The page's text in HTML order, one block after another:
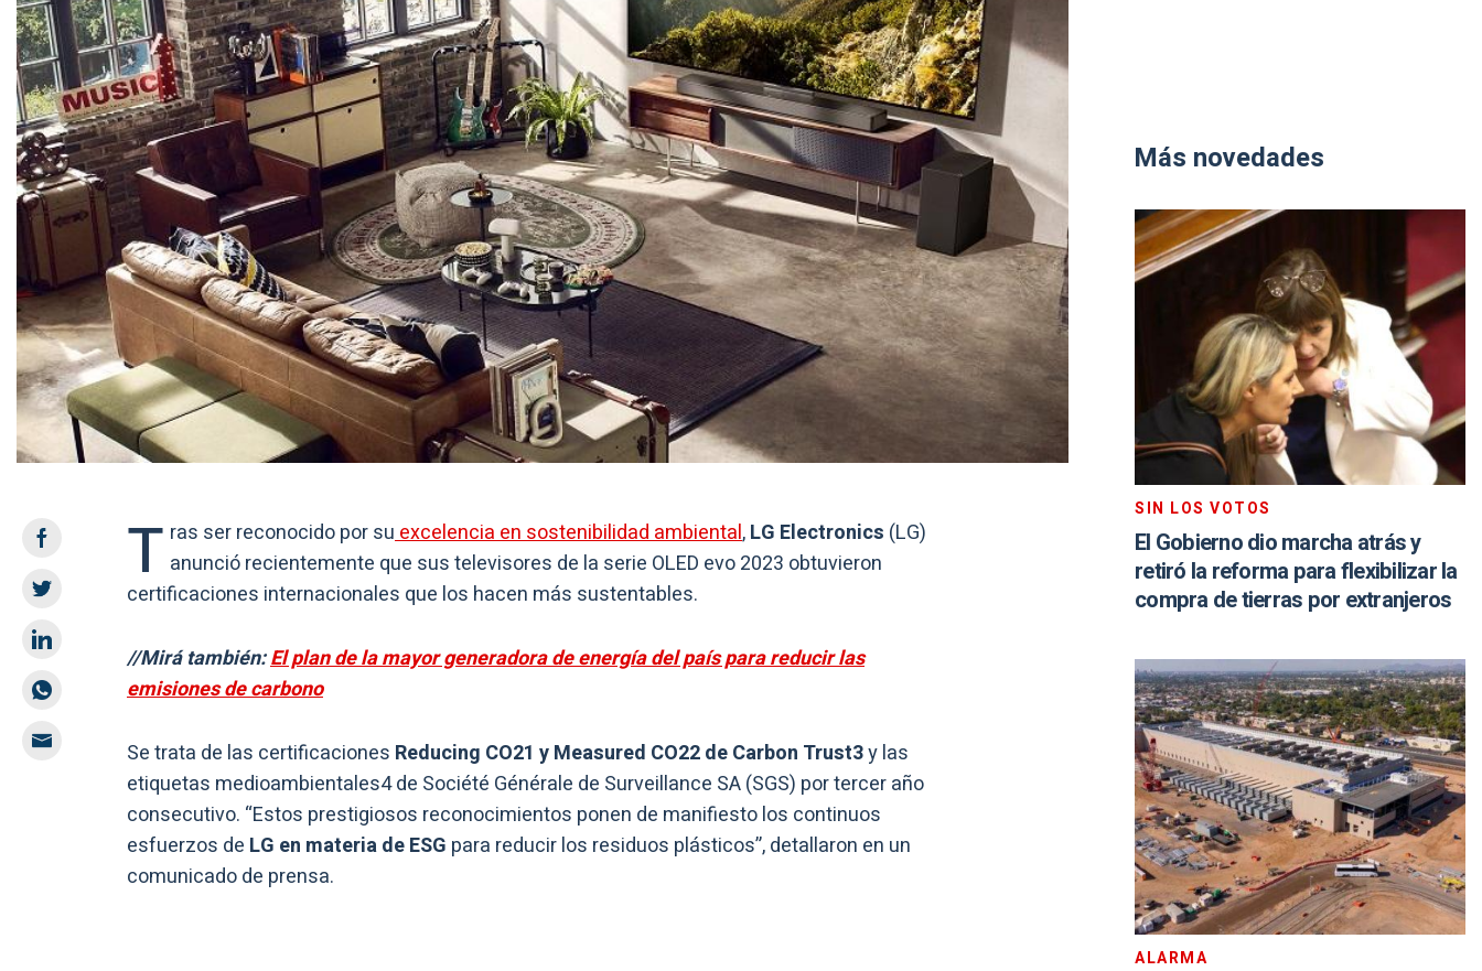
T ras ser reconocido por suexcelencia en sostenibilidad ambiental,LG Electronics (LG)
anunció recientemente que sus televisores de la serie OLED evo 2023 obtuvieron
certificaciones internacionales que los hacen más sustentables.
//Mirá también:El plan de la mayor generadora de energía del país para reducir las
emisiones de carbono
Se trata de las certificaciones Reducing CO21 y Measured CO22 de Carbon Trust3y las
etiquetas medioambientales4 de Société Générale de Surveillance SA (SGS) por tercer año
consecutivo. “Estos prestigiosos reconocimientos ponen de manifiesto los continuos
esfuerzos de LG en materia de ESG para reducir los residuos plásticos”, detallaron en un
comunicado de prensa.
Más novedades
SIN LOS VOTOS
El Gobierno dio marcha atrás y
retiró la reforma para flexibilizar la
compra de tierras por extranjeros
ALARMA